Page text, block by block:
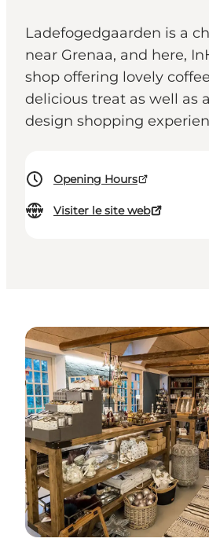
Ladefogedgaarden is a
near Grenaa, and here,
shop offering lovely
delicious treat as well as
design shopping
Opening Hours
Visiter le site web